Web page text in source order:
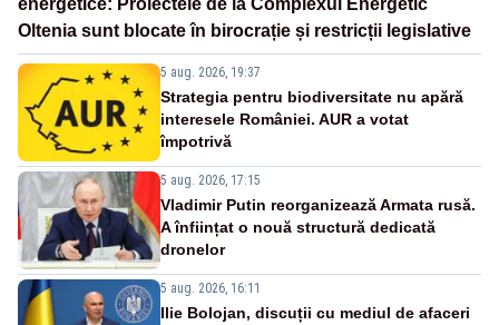
energetice: Proiectele de la Complexul Energetic
Oltenia sunt blocate în birocrație și restricții legislative
5 aug. 2026, 19:37
Strategia pentru biodiversitate nu apără
interesele României. AUR a votat
împotrivă
5 aug. 2026, 17:15
Vladimir Putin reorganizează Armata rusă.
A înființat o nouă structură dedicată
dronelor
5 aug. 2026, 16:11
Ilie Bolojan, discuții cu mediul de afaceri